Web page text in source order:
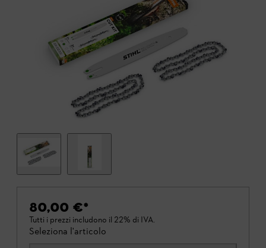
80,00 €*
Tutti i prezzi includono il 22% di IVA.
Seleziona l'articolo